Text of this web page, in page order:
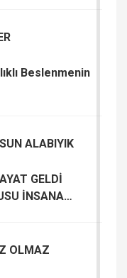
Beslenmenin
ALABIYIK
GELDİ
İNSANA
OLMAZ